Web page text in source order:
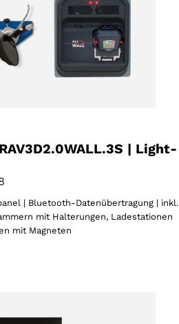
| Light-
| Bluetooth-Datenübertragung | inkl.
mit Halterungen, Ladestationen
mit Magneten